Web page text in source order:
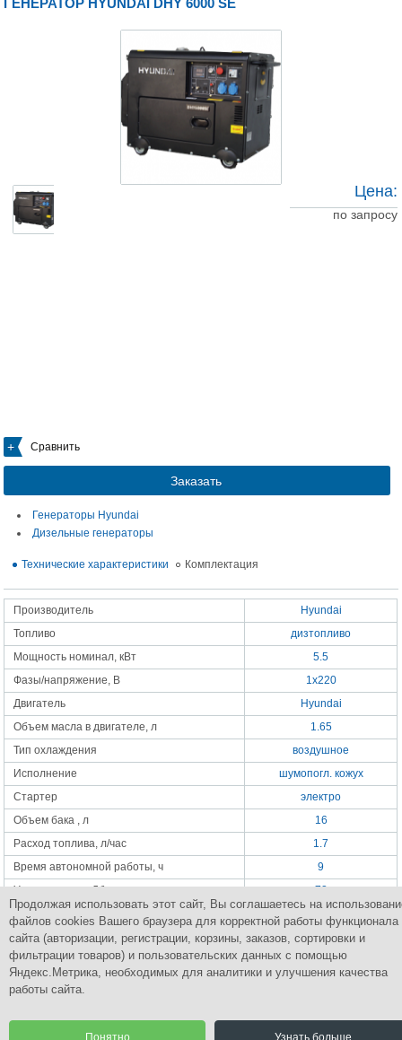
ГЕНЕРАТОР HYUNDAI DHY 6000 SE
Сравнить
Заказать
Цена:
по запросу
Генераторы Hyundai
Дизельные генераторы
Технические характеристики Комплектация
Производитель
Hyundai
Топливо
дизтопливо
Мощность номинал, кВт
5.5
Фазы/напряжение, В
1x220
Двигатель
Hyundai
Объем масла в двигателе, л
1.65
Тип охлаждения
воздушное
Исполнение
шумопогл. кожух
Стартер
электро
Объем бака , л
16
Расход топлива, л/час
1.7
Время автономной работы, ч
9
Уровень шума, Дб
72
Габаритные размеры, мм
920x520x760
Масса, кг
167
Комплексное снабжение промышленным оборудованием
Продолжая использовать этот сайт, Вы соглашаетесь на
файлов cookies Вашего браузера для корректной работы функционала
сайта (авторизации, регистрации, корзины, заказов, сортировки и
фильтрации товаров) и пользовательских данных с помощью
Яндекс.Метрика, необходимых для аналитики и улучшения качества
работы сайта.
Понятно Узнать больше